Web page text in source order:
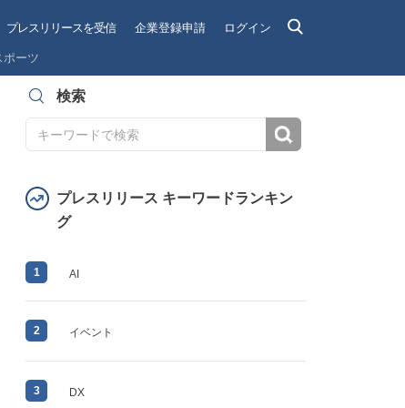
プレスリリースを受信 企業登録申請 ログイン
ポーツ
検索
プレスリリース キーワードランキン
グ
1 AI
2 イベント
3 DX